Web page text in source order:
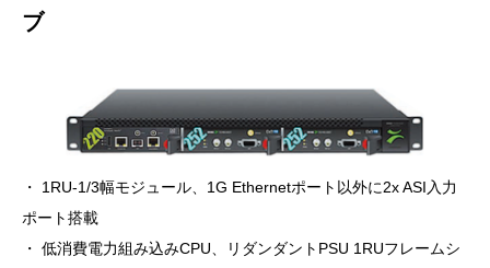
ブ
・ 1RU-1/3幅モジュール、1G Ethernetポート以外に2x ASI入力
ポート搭載
・ 低消費電力組み込みCPU、リダンダントPSU 1RUフレームシ